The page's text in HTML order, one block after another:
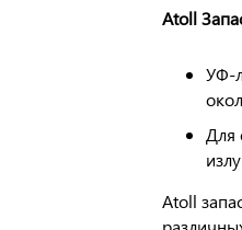
Atoll
УФ-
Для
Atoll